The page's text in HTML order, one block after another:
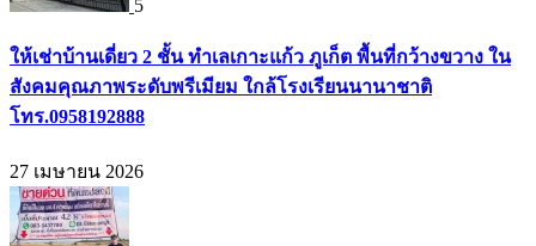
5
ให้เช่าบ้านเดี่ยว 2 ชั้น ทำเลเกาะแก้ว ภูเก็ต พื้นที่กว้างขวาง ใน
สังคมคุณภาพระดับพรีเมียม ใกล้โรงเรียนนานาชาติ
โทร.0958192888
27 เมษายน 2026